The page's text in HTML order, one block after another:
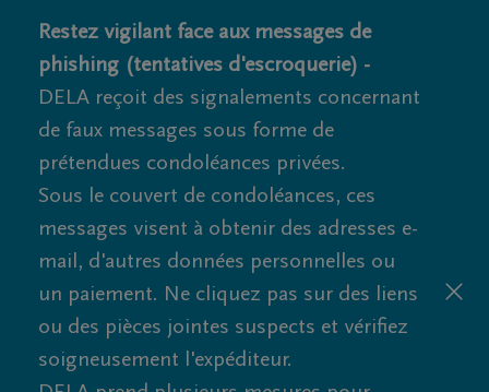
Restez vigilant face aux messages de
phishing (tentatives d'escroquerie) -
DELA reçoit des signalements concernant
de faux messages sous forme de
prétendues condoléances privées.
Sous le couvert de condoléances, ces
messages visent à obtenir des adresses e-
mail, d'autres données personnelles ou
un paiement. Ne cliquez pas sur des liens
ou des pièces jointes suspects et vérifiez
soigneusement l'expéditeur.